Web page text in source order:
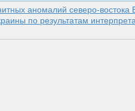
аномалий северо-востока
по результатам